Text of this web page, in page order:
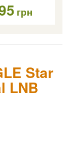
грн
Star
LNB